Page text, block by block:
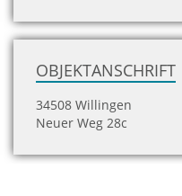
OBJEKTANSCHRIFT
34508 Willingen
Neuer Weg 28c